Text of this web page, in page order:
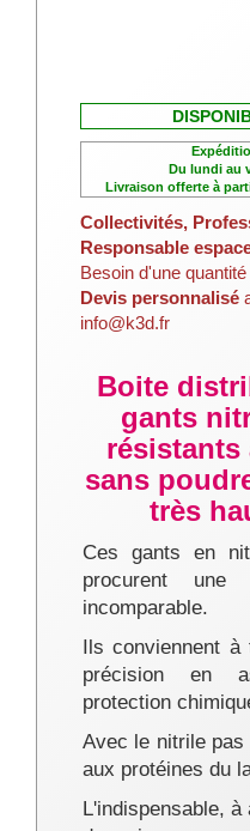
Du lundi au
Livraison offerte à
Collectivités,
Responsable
Besoin d'une quantité
Devis personnalisé
info@k3d.fr
Boite
gants
résistants
sans
très
Ces gants en
procurent une
incomparable.
Ils conviennent
précision en
protection
Avec le nitrile
aux protéines du
L'indispensable,